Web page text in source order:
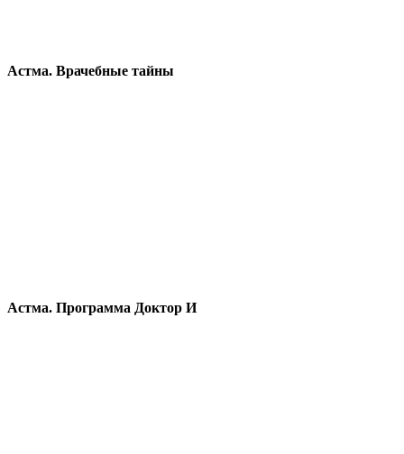
Астма. Врачебные тайны
Астма. Программа Доктор И